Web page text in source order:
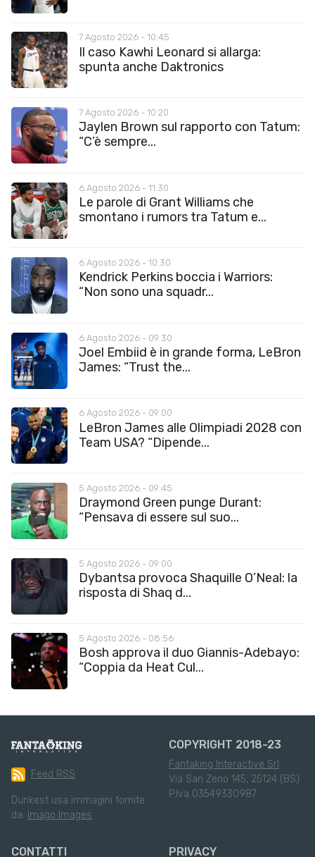
7 Agosto 2026 - 10:45
Il caso Kawhi Leonard si allarga:
spunta anche Daktronics
7 Agosto 2026 - 10:20
Jaylen Brown sul rapporto con Tatum:
“C’è sempre...
6 Agosto 2026 - 11:30
Le parole di Grant Williams che
smontano i rumors tra Tatum e...
6 Agosto 2026 - 10:30
Kendrick Perkins boccia i Warriors:
“Non sono una squadr...
6 Agosto 2026 - 09:30
Joel Embiid è in grande forma, LeBron
James: “Trust the...
6 Agosto 2026 - 09:00
LeBron James alle Olimpiadi 2028 con
Team USA? “Dipende...
5 Agosto 2026 - 09:45
Draymond Green punge Durant:
“Pensava di essere sul suo...
5 Agosto 2026 - 09:00
Dybantsa provoca Shaquille O’Neal: la
risposta di Shaq d...
5 Agosto 2026 - 08:56
Bosh approva il duo Giannis-Adebayo:
“Coppia da Heat Cul...
Feed RSS
Dunkest usa immagini fornite
da: Imago Images
COPYRIGHT 2018-23
Fantaking Interactive Srl
Via San Zeno 145, 25124 (BS)
P.Iva 03549330987
CONTATTI PRIVACY